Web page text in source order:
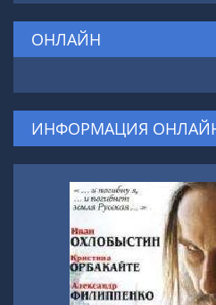
ОНЛАЙН
ИНФОРМАЦИЯ